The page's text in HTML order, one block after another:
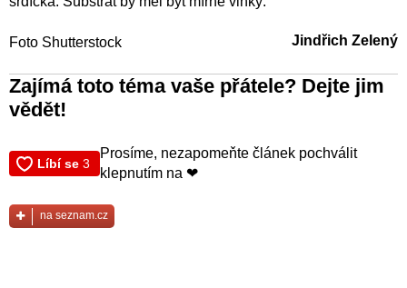
Foto Shutterstock Jindřich Zelený
Zajímá toto téma vaše přátele? Dejte jim
vědět!
Prosíme, nezapomeňte článek pochválit
klepnutím na ❤
na seznam.cz